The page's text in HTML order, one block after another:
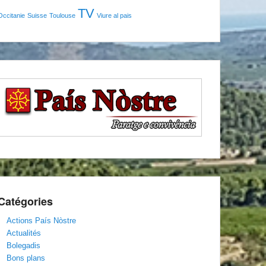
Suisse Toulouse TV Viure al pais
Actions País Nòstre
Actualités
Bolegadis
Bons plans